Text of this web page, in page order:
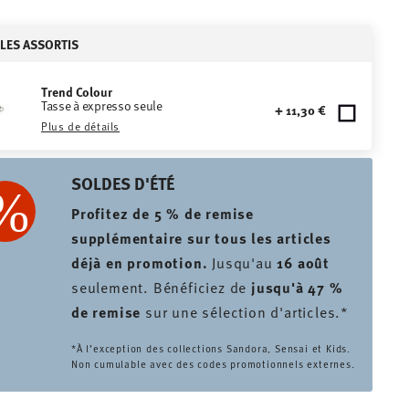
ASSORTIS
Trend Colour
Tasse à expresso seule
Plus de détails
+ 11,30 €
SOLDES D'ÉTÉ
Profitez de 5 % de remise
supplémentaire sur tous les articles
déjà en promotion. Jusqu'au16 août
seulement. Bénéficiez de jusqu'à 47 %
de remise sur une sélection d'articles.*
*À l’exception des collections Sandora, Sensai et Kids.
Non cumulable avec des codes promotionnels externes.